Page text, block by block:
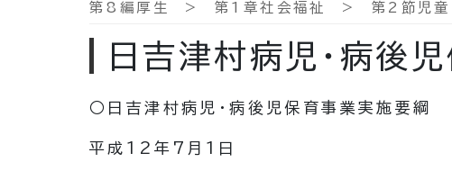
第8編厚生 > 第1章社会福祉 > 第2節児童
日吉津村病児・病後
○日吉津村病児・病後児保育事業実施要綱
平成12年7月1日